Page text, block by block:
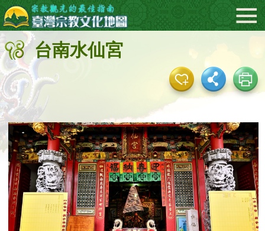
メ
イ
ン
コ
テ
ン
ツ
エ
リ
ア
へ
直
移
動
る
:::
台南水仙宮